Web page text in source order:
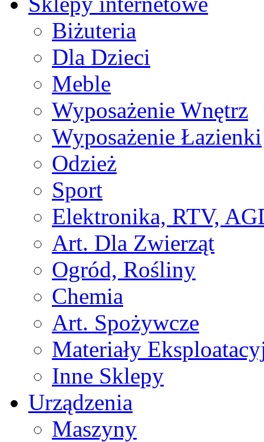
Biżuteria
Dla Dzieci
Meble
Wyposażenie Wnętrz
Wyposażenie Łazienki
Odzież
Sport
Elektronika, RTV,
Art. Dla Zwierząt
Ogród, Rośliny
Chemia
Art. Spożywcze
Materiały
Inne Sklepy
Urządzenia
Maszyny